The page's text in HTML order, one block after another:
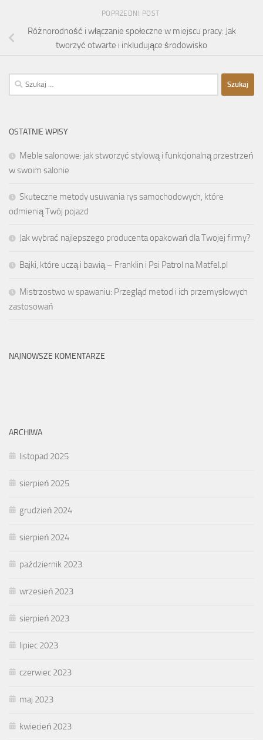
POPRZEDNI POST
Różnorodność i włączanie społeczne w miejscu pracy: Jak
tworzyć otwarte i inkludujące środowisko
Szukaj:
OSTATNIE WPISY
Meble salonowe: jak stworzyć stylową i funkcjonalną przestrzeń
w swoim salonie
Skuteczne metody usuwania rys samochodowych, które
odmienią Twój pojazd
Jak wybrać najlepszego producenta opakowań dla Twojej firmy?
Bajki, które uczą i bawią – Franklin i Psi Patrol na Matfel.pl
Mistrzostwo w spawaniu: Przegląd metod i ich przemysłowych
zastosowań
NAJNOWSZE KOMENTARZE
ARCHIWA
listopad 2025
sierpień 2025
grudzień 2024
sierpień 2024
październik 2023
wrzesień 2023
sierpień 2023
lipiec 2023
czerwiec 2023
maj 2023
kwiecień 2023